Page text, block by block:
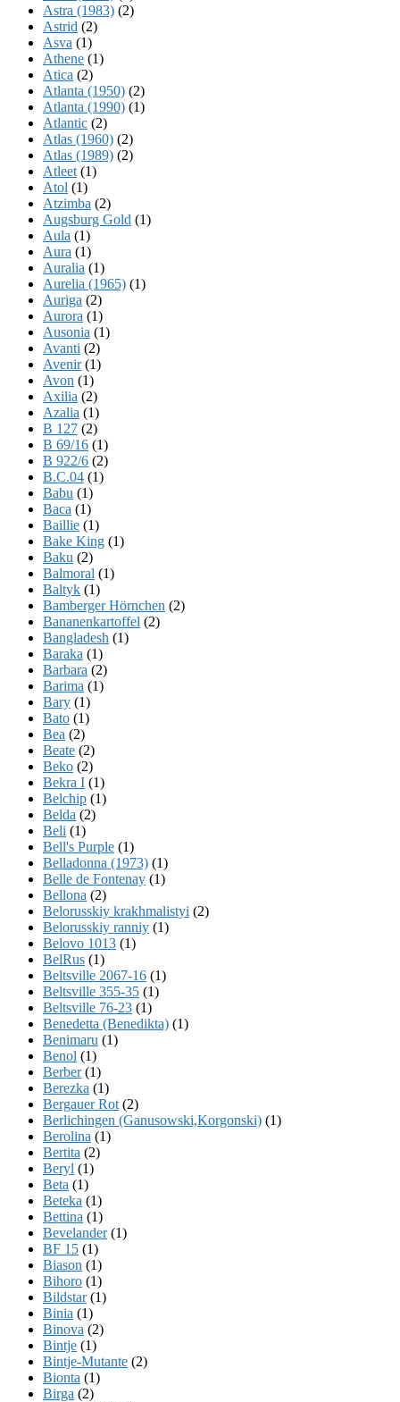
Astra (1983) (2)
Astrid (2)
Asva (1)
Athene (1)
Atica (2)
Atlanta (1950) (2)
Atlanta (1990) (1)
Atlantic (2)
Atlas (1960) (2)
Atlas (1989) (2)
Atleet (1)
Atol (1)
Atzimba (2)
Augsburg Gold (1)
Aula (1)
Aura (1)
Auralia (1)
Aurelia (1965) (1)
Auriga (2)
Aurora (1)
Ausonia (1)
Avanti (2)
Avenir(1)
Avon (1)
Axilia (2)
Azalia (1)
B 127 (2)
B 69/16 (1)
B 922/6 (2)
B.C.04 (1)
Babu (1)
Baca (1)
Baillie (1)
Bake King (1)
Baku (2)
Balmoral (1)
Baltyk (1)
Bamberger Hörnchen (2)
Bananenkartoffel (2)
Bangladesh (1)
Baraka (1)
Barbara (2)
Barima (1)
Bary (1)
Bato (1)
Bea (2)
Beate (2)
Beko (2)
Bekra I (1)
Belchip (1)
Belda (2)
Beli (1)
Bell's Purple (1)
Belladonna (1973) (1)
Belle de Fontenay (1)
Bellona (2)
Belorusskiy krakhmalistyi (2)
Belorusskiy ranniy (1)
Belovo 1013 (1)
BelRus (1)
Beltsville 2067-16 (1)
Beltsville 355-35 (1)
Beltsville 76-23 (1)
Benedetta (Benedikta) (1)
Benimaru (1)
Benol (1)
Berber(1)
Berezka (1)
Bergauer Rot (2)
Berlichingen (Ganusowski,Korgonski) (1)
Berolina (1)
Bertita (2)
Beryl (1)
Beta (1)
Beteka (1)
Bettina (1)
Bevelander(1)
BF 15 (1)
Biason (1)
Bihoro (1)
Bildstar(1)
Binia (1)
Binova (2)
Bintje (1)
Bintje-Mutante (2)
Bionta (1)
Birga (2)